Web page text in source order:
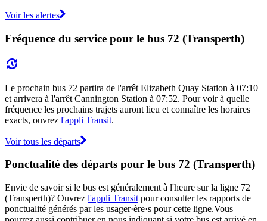
Voir les alertes
Fréquence du service pour le bus 72 (Transperth)
Le prochain bus 72 partira de l'arrêt Elizabeth Quay Station à 07:10
et arrivera à l'arrêt Cannington Station à 07:52. Pour voir à quelle
fréquence les prochains trajets auront lieu et connaître les horaires
exacts, ouvrez l'appli Transit.
Voir tous les départs
Ponctualité des départs pour le bus 72 (Transperth)
Envie de savoir si le bus est généralement à l'heure sur la ligne 72
(Transperth)? Ouvrez l'appli Transit pour consulter les rapports de
ponctualité générés par les usager·ère·s pour cette ligne.Vous